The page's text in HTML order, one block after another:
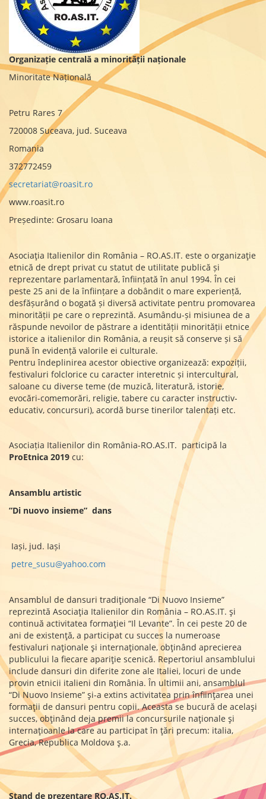
Organizație centrală a minorității naționale
Minoritate Națională
Petru Rares 7
720008 Suceava, jud. Suceava
Romania
372772459
secretariat@roasit.ro
www.roasit.ro
Președinte: Grosaru Ioana
Asociaţia Italienilor din România – RO.AS.IT. este o organizaţie
etnică de drept privat cu statut de utilitate publică și
reprezentare parlamentară, înființată în anul 1994. În cei
peste 25 ani de la înființare a dobândit o mare experiență,
desfășurând o bogată și diversă activitate pentru promovarea
minorității pe care o reprezintă. Asumându-și misiunea de a
răspunde nevoilor de păstrare a identității minorității etnice
istorice a italienilor din România, a reușit să conserve și să
pună în evidență valorile ei culturale.
Pentru îndeplinirea acestor obiective organizează: expoziții,
festivaluri folclorice cu caracter interetnic și intercultural,
saloane cu diverse teme (de muzică, literatură, istorie,
evocări-comemorări, religie, tabere cu caracter instructiv-
educativ, concursuri), acordă burse tinerilor talentați etc.
Asociația Italienilor din România-RO.AS.IT. participă la
ProEtnica 2019 cu:
Ansamblu artistic
”Di nuovo insieme” dans
Iași, jud. Iași
petre_susu@yahoo.com
Ansamblul de dansuri tradiţionale “Di Nuovo Insieme”
reprezintă Asociaţia Italienilor din România – RO.AS.IT. şi
continuă activitatea formaţiei “Il Levante”. În cei peste 20 de
ani de existenţă, a participat cu succes la numeroase
festivaluri naţionale şi internaţionale, obţinând aprecierea
publicului la fiecare apariţie scenică. Repertoriul ansamblului
include dansuri din diferite zone ale Italiei, locuri de unde
provin etnicii italieni din România. În ultimii ani, ansamblul
“Di Nuovo Insieme” şi-a extins activitatea prin înfiinţarea unei
formaţii de dansuri pentru copii. Aceasta se bucură de acelaşi
succes, obţinând deja premii la concursurile naţionale şi
internaţioanle la care au participat în ţări precum: italia,
Grecia, Republica Moldova ş.a.
Stand de prezentare RO.AS.IT.